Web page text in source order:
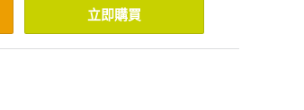
立即購買